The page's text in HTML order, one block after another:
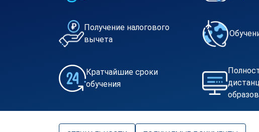
Получение налогового
вычета
Кратчайшие сроки
обучения